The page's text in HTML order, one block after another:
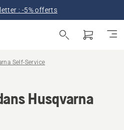
: -5% offerts
Self-Service
Husqvarna